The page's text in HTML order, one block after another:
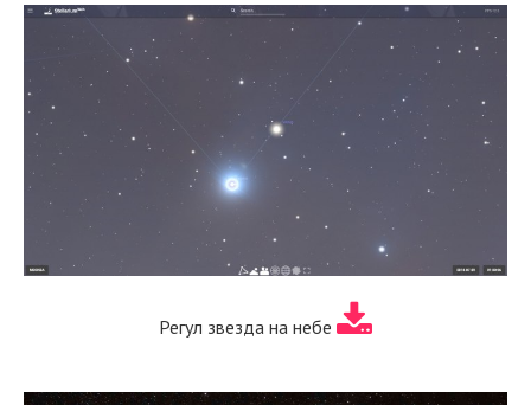
Регул звезда на небе